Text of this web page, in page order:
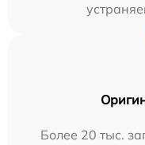
Более 20 тыс.